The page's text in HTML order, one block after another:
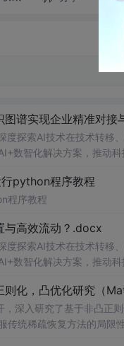
谱实现企业精准对接
探索AI技术在技术转移
数智化解决方案，推动科
python程序教程
程序教程
与高效流动？.docx
探索AI技术在技术转移
数智化解决方案，推动科
化，凸优化研究（
，深入研究了基于非凸
传统稀疏恢复方法的局限